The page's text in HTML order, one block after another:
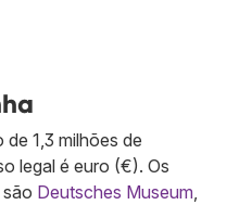
1,3 milhões de
legal é euro (€). Os
Deutsches Museum